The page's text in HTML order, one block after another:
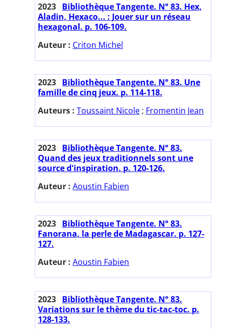
2023 Bibliothèque Tangente. N° 83. Hex,
Aladin, Hexaco... : Jouer sur un réseau
hexagonal. p. 106-109.
Auteur : Criton Michel
2023 Bibliothèque Tangente. N° 83. Une
famille de cinq jeux. p. 114-118.
Auteurs : Toussaint Nicole ; Fromentin Jean
2023 Bibliothèque Tangente. N° 83.
Quand des jeux traditionnels sont une
source d'inspiration. p. 120-126.
Auteur : Aoustin Fabien
2023 Bibliothèque Tangente. N° 83.
Fanorana, la perle de Madagascar. p. 127-
127.
Auteur : Aoustin Fabien
2023 Bibliothèque Tangente. N° 83.
Variations sur le thème du tic-tac-toc. p.
128-133.